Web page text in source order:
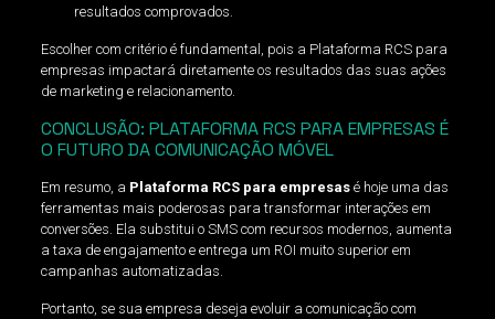
resultados comprovados.
Escolher com critério é fundamental, pois a Plataforma RCS para
empresas impactará diretamente os resultados das suas ações
de marketing e relacionamento.
CONCLUSÃO: PLATAFORMA RCS PARA EMPRESAS É
O FUTURO DA COMUNICAÇÃO MÓVEL
Em resumo, a Plataforma RCS para empresasé hoje uma das
ferramentas mais poderosas para transformar interações em
conversões. Ela substitui o SMS com recursos modernos, aumenta
a taxa de engajamento e entrega um ROI muito superior em
campanhas automatizadas.
Portanto, se sua empresa deseja evoluir a comunicação com